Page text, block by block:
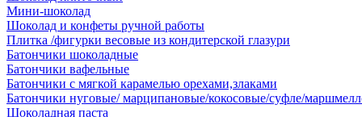
Мини-шоколад
Шоколад и конфеты ручной работы
Плитка /фигурки весовые из кондитерской глазури
Батончики шоколадные
Батончики вафельные
Батончики с мягкой карамелью орехами,злаками
Батончики нуговые/ марципановые/кокосовые/суфле/
Шоколадная паста